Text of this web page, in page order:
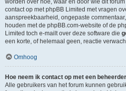
contact op met phpBB Limited met vragen
aanspreekbaarheid, ongepaste
houden met de phpBB.com-website of de
Limited toch e-mailt over deze software die
een korte, of helemaal geen, reactie
Omhoog
Hoe neem ik contact op met een
Alle gebruikers van het forum kunnen